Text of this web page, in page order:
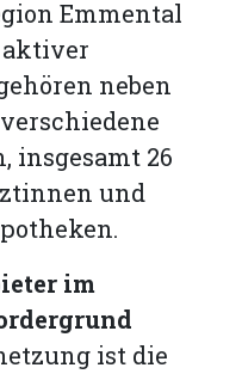
Emmental
aktiver
neben
insgesamt 26
und
im
ist die